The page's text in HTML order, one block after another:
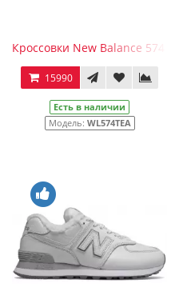
Кроссовки New Balance 574
15990
Есть в наличии
Модель: WL574TEA